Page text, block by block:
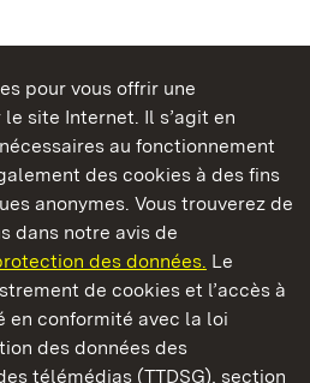
pour vous offrir une
site Internet. Il s’agit en
au fonctionnement
des cookies à des fins
anonymes. Vous trouverez de
dans notre avis de
des données. Le
de cookies et l’accès à
en conformité avec la loi
des données des
télémédias (TTDSG), section
du Bade-Wurtemberg
du Bade-Wurtemberg
légalesProtection des données